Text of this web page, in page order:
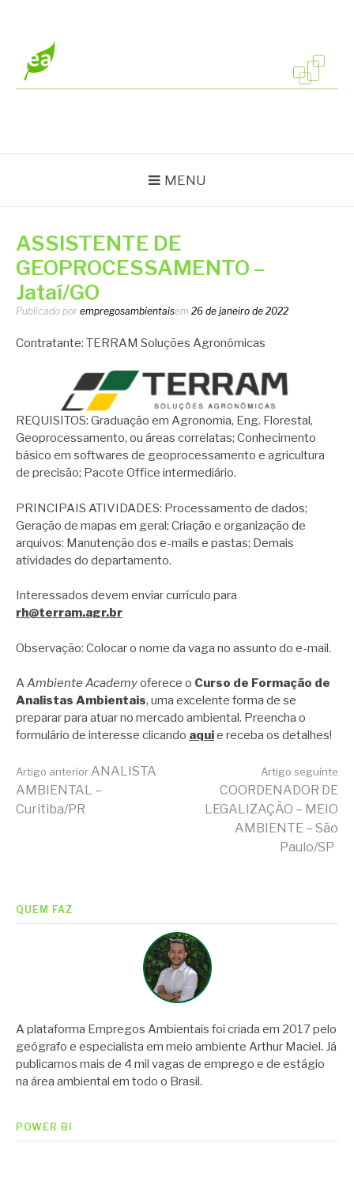
conteúdo
MENU
ASSISTENTE DE
GEOPROCESSAMENTO –
Jataí/GO
Publicado por empregosambientaisem 26 de janeiro de 2022
Contratante: TERRAM Soluções Agronômicas
REQUISITOS: Graduação em Agronomia, Eng. Florestal,
Geoprocessamento, ou áreas correlatas; Conhecimento
básico em softwares de geoprocessamento e agricultura
de precisão; Pacote Office intermediário.
PRINCIPAIS ATIVIDADES: Processamento de dados;
Geração de mapas em geral; Criação e organização de
arquivos: Manutenção dos e-mails e pastas; Demais
atividades do departamento.
Interessados devem enviar currículo para
rh@terram.agr.br
Observação: Colocar o nome da vaga no assunto do e-mail.
AAmbiente Academyoferece o Curso de Formação de
Analistas Ambientais, uma excelente forma de se
preparar para atuar no mercado ambiental. Preencha o
formulário de interesse clicando aquie receba os detalhes!
Continue
Artigo anterior ANALISTA
AMBIENTAL –
Curitiba/PR
Artigo seguinte
COORDENADOR DE
LEGALIZAÇÃO – MEIO
AMBIENTE – São
Paulo/SP
QUEM FAZ
A plataforma Empregos Ambientais foi criada em 2017 pelo
geógrafo e especialista em meio ambiente Arthur Maciel. Já
publicamos mais de 4 mil vagas de emprego e de estágio
na área ambiental em todo o Brasil.
POWER BI